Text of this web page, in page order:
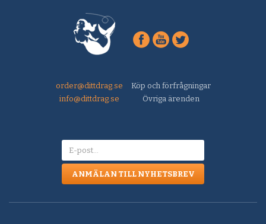
order@dittdrag.se
Köp och förfrågningar
info@dittdrag.se
Övriga ärenden
ANMÄLAN TILL NYHETSBREV